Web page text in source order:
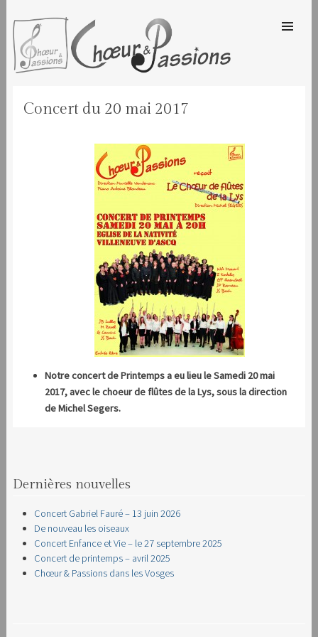
CONTENT
Concert du 20 mai 2017
Notre concert de Printemps a eu lieu le Samedi 20 mai
2017, avec le choeur de flûtes de la Lys, sous la direction
de Michel Segers.
Dernières nouvelles
Concert Gabriel Fauré – 13 juin 2026
De nouveau les oiseaux
Concert Enfance et Vie – le 27 septembre 2025
Concert de printemps – avril 2025
Chœur & Passions dans les Vosges